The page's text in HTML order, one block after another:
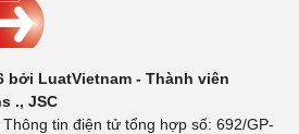
bởi LuatVietnam - Thành viên
., JSC
tin điện tử tổng hợp số: 692/GP-